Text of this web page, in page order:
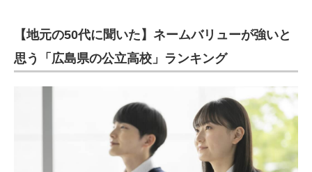
【地元の50代に聞いた】ネームバリューが強いと
思う「広島県の公立高校」ランキング